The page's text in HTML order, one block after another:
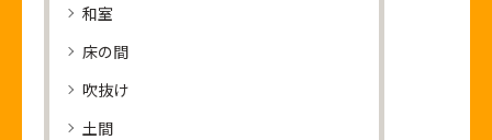
和室
床の間
吹抜け
土間